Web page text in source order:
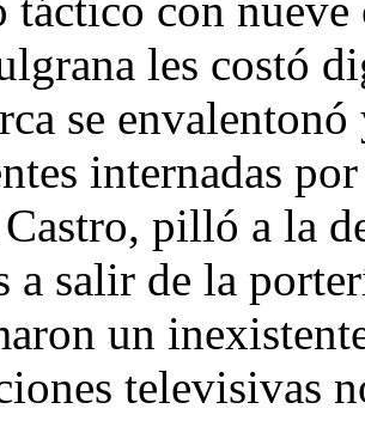
les costó
se envalentonó
internadas
pilló a la
a salir de la
un
televisivas